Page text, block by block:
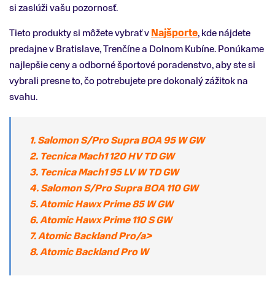
si zaslúži vašu pozornosť.
Tieto produkty si môžete vybrať vNajšporte, kde nájdete
predajne v Bratislave, Trenčíne a Dolnom Kubíne. Ponúkame
najlepšie ceny a odborné športové poradenstvo, aby ste si
vybrali presne to, čo potrebujete pre dokonalý zážitok na
svahu.
1. Salomon S/Pro Supra BOA 95 W GW
2. Tecnica Mach1 120 HV TD GW
3. Tecnica Mach1 95 LV W TD GW
4. Salomon S/Pro Supra BOA 110 GW
5. Atomic Hawx Prime 85 W GW
6. Atomic Hawx Prime 110 S GW
7. Atomic Backland Pro/a>
8. Atomic Backland Pro W